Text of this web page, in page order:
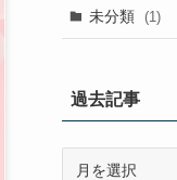
未分類 (1)
過去記事